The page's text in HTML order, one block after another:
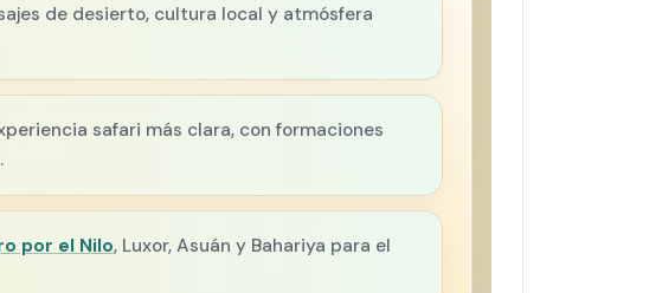
de desierto, cultura local y atmósfera
safari más clara, con formaciones
por el Nilo, Luxor, Asuán y Bahariya para el